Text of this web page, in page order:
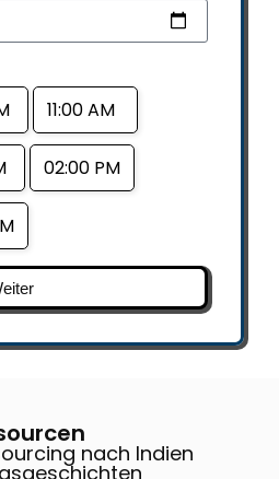
11:00 AM
02:00 PM
nach Indien